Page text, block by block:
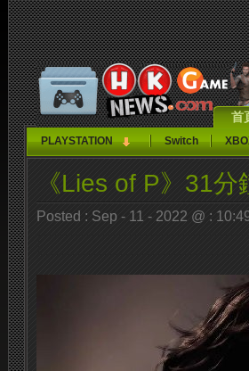
首
PLAYSTATION Switch
《Lies of P》31
Posted : Sep - 11 - 2022 @ :